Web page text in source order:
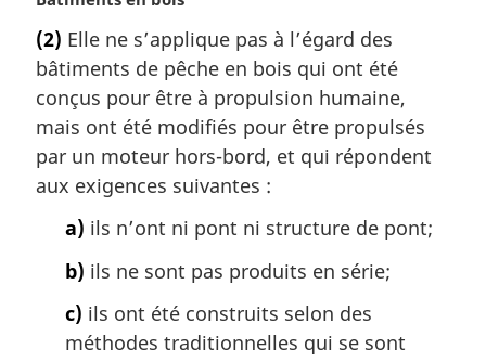
n
a
e
:
t
e
m
a
g
i
(2) Elle ne s’applique pas à l’égard des
bâtiments de pêche en bois qui ont été
conçus pour être à propulsion humaine,
mais ont été modifiés pour être propulsés
par un moteur hors-bord, et qui répondent
aux exigences suivantes :
a) ils n’ont ni pont ni structure de pont;
b) ils ne sont pas produits en série;
c) ils ont été construits selon des
méthodes traditionnelles qui se sont